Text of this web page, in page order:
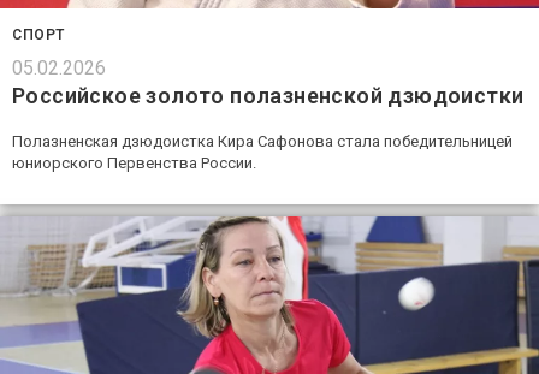
СПОРТ
05.02.2026
Российское золото полазненской дзюдоистки
Полазненская дзюдоистка Кира Сафонова стала победительницей
юниорского Первенства России.